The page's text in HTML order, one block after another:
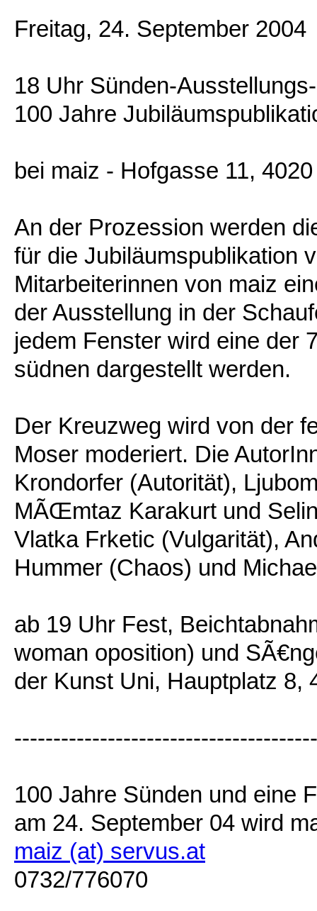
Freitag, 24. September 2004
18 Uhr Sünden-
100 Jahre
bei maiz - Hofgasse 11,
An der Prozession werden
für die Jubiläumspublikation
Mitarbeiterinnen von maiz
der Ausstellung in der
jedem Fenster wird eine der
südnen dargestellt werden.
Der Kreuzweg wird von der
Moser moderiert. Die
Krondorfer (Autorität),
MÃŒmtaz Karakurt und
Vlatka Frketic (Vulgarität),
Hummer (Chaos) und
ab 19 Uhr Fest,
woman oposition) und
der Kunst Uni, Hauptplatz 8,
100 Jahre Sünden und eine
am 24. September 04 wird
maiz (at) servus.at
0732/776070